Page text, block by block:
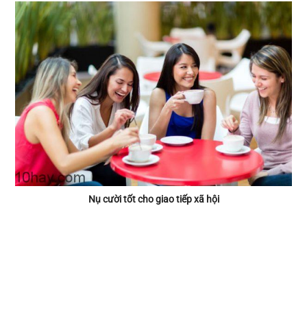
Nụ cười tốt cho giao tiếp xã hội